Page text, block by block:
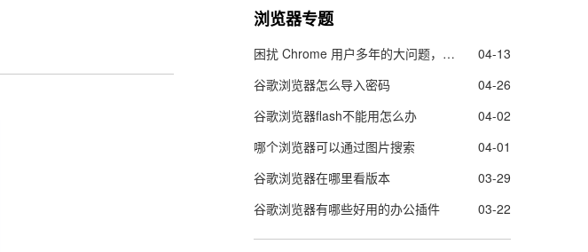
浏览器专题
困扰 Chrome 用户多年的大问题，终于要解决了！
04-13
谷歌浏览器怎么导入密码
04-26
谷歌浏览器flash不能用怎么办
04-02
哪个浏览器可以通过图片搜索
04-01
谷歌浏览器在哪里看版本
03-29
谷歌浏览器有哪些好用的办公插件
03-22